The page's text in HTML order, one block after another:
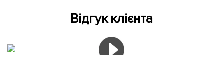
Відгук клієнта